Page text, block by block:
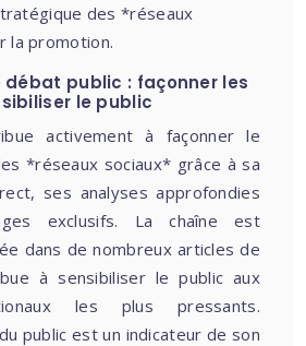
des *réseaux
la promotion.
débat public : façonner les
le public
activement à façonner le
*réseaux sociaux* grâce à sa
ses analyses approfondies
exclusifs. La chaîne est
dans de nombreux articles de
à sensibiliser le public aux
les plus pressants.
public est un indicateur de son